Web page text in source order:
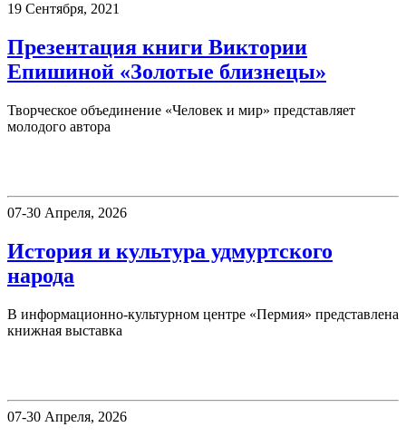
19 Сентября, 2021
Презентация книги Виктории
Епишиной «Золотые близнецы»
Творческое объединение «Человек и мир» представляет
молодого автора
07-30 Апреля, 2026
История и культура удмуртского
народа
В информационно-культурном центре «Пермия» представлена
книжная выставка
07-30 Апреля, 2026